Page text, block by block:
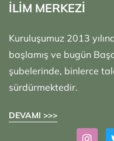
İLİM MERKEZİ
Kuruluşumuz 2013
başlamış ve bugün
şubelerinde, binlerce
sürdürmektedir.
DEVAMI >>>